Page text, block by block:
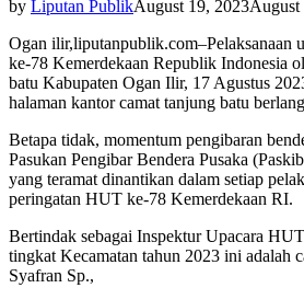
by Liputan PublikAugust 19, 2023August
Ogan ilir,liputanpublik.com–Pelaksanaan
ke-78 Kemerdekaan Republik Indonesia
batu Kabupaten Ogan Ilir, 17 Agustus
halaman kantor camat tanjung batu
Betapa tidak, momentum pengibaran
Pasukan Pengibar Bendera Pusaka
yang teramat dinantikan dalam setiap
peringatan HUT ke-78 Kemerdekaan RI.
Bertindak sebagai Inspektur Upacara
tingkat Kecamatan tahun 2023 ini adalah
Syafran Sp.,